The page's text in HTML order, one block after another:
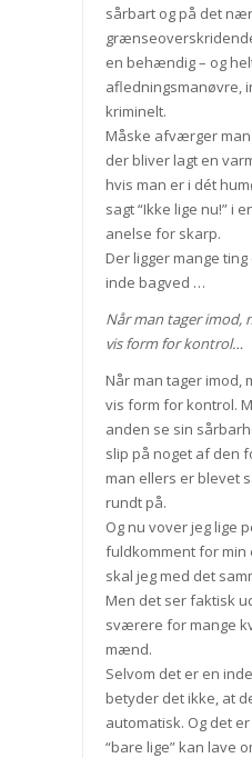
sårbart og på det
en behændig – og
afledningsmanøvre,
kriminelt.
Måske afværger
der bliver lagt en
hvis man er i dét
sagt “Ikke lige nu!” i
anelse for skarp.
Der ligger mange
inde bagved …
Når man tager imod,
vis form for kontrol…
Når man tager imod,
vis form for kontrol.
anden se sin
slip på noget af den
man ellers er blevet
rundt på.
Og nu vover jeg lige
fuldkomment for min
skal jeg med det
Men det ser faktisk
sværere for mange
mænd.
Selvom det er en
betyder det ikke, at
automatisk. Og det
“bare lige” kan lave